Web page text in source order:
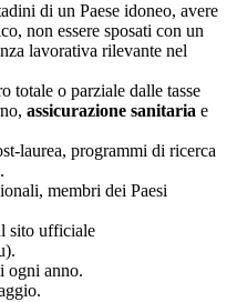
di un Paese idoneo, avere
non essere sposati con un
lavorativa rilevante nel
totale o parziale dalle tasse
assicurazione sanitaria e
laurea, programmi di ricerca
membri dei Paesi
sito ufficiale
ogni anno.